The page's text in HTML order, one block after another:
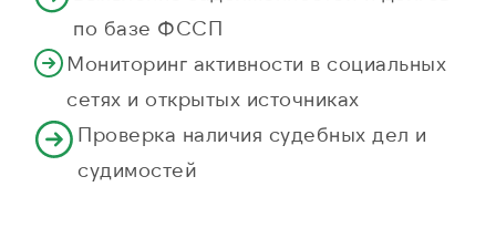
по базе ФССП
Мониторинг активности в социальных
сетях и открытых источниках
Проверка наличия судебных дел и
судимостей